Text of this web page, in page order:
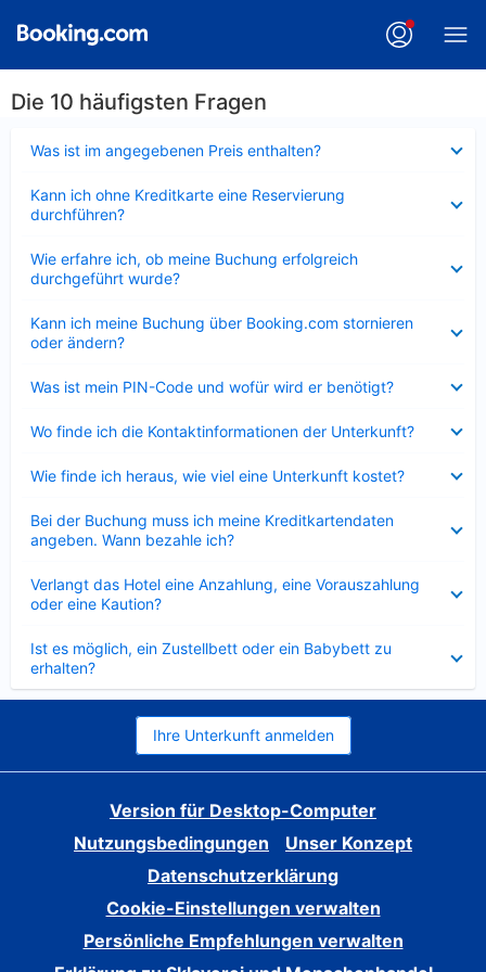
Die 10 häufigsten Fragen
Was ist im angegebenen Preis enthalten?
Kann ich ohne Kreditkarte eine Reservierung
durchführen?
Wie erfahre ich, ob meine Buchung erfolgreich
durchgeführt wurde?
Kann ich meine Buchung über Booking.com stornieren
oder ändern?
Was ist mein PIN-Code und wofür wird er benötigt?
Wo finde ich die Kontaktinformationen der Unterkunft?
Wie finde ich heraus, wie viel eine Unterkunft kostet?
Bei der Buchung muss ich meine Kreditkartendaten
angeben. Wann bezahle ich?
Verlangt das Hotel eine Anzahlung, eine Vorauszahlung
oder eine Kaution?
Ist es möglich, ein Zustellbett oder ein Babybett zu
erhalten?
Ihre Unterkunft anmelden
Version für Desktop-Computer
Nutzungsbedingungen
Unser Konzept
Datenschutzerklärung
Cookie-Einstellungen verwalten
Persönliche Empfehlungen verwalten